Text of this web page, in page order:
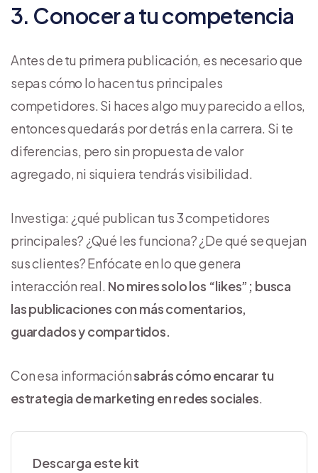
3. Conocer a tu competencia
Antes de tu primera publicación, es necesario que
sepas cómo lo hacen tus principales
competidores. Si haces algo muy parecido a ellos,
entonces quedarás por detrás en la carrera. Si te
diferencias, pero sin propuesta de valor
agregado, ni siquiera tendrás visibilidad.
Investiga: ¿qué publican tus 3 competidores
principales? ¿Qué les funciona? ¿De qué se quejan
sus clientes? Enfócate en lo que genera
interacción real. No mires solo los “likes”; busca
las publicaciones con más comentarios,
guardados y compartidos.
Con esa informaciónsabrás cómo encarar tu
estrategia de marketing en redes sociales.
Descarga este kit